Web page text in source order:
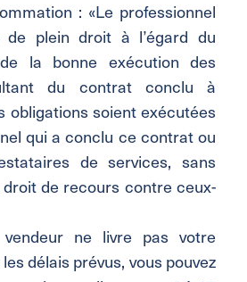
: «Le professionnel
de plein droit à l’égard du
la bonne exécution des
du contrat conclu à
obligations soient exécutées
qui a conclu ce contrat ou
de services, sans
de recours contre ceux-
ne livre pas votre
délais prévus, vous pouvez